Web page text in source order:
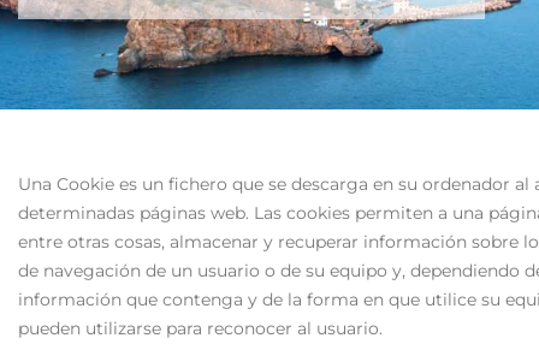
Una Cookie es un fichero que se descarga en su ordenador al
determinadas páginas web. Las cookies permiten a una
entre otras cosas, almacenar y recuperar información sobre
de navegación de un usuario o de su equipo y, dependiendo
información que contenga y de la forma en que utilice su
pueden utilizarse para reconocer al usuario.